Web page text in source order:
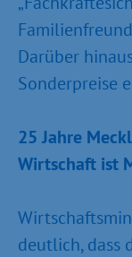
Darüber
Sonderpreise
25 Jahre
Wirtschaft ist
deutlich, dass